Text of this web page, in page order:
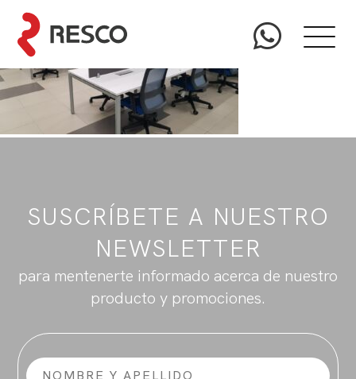
SUSCRÍBETE A NUESTRO
NEWSLETTER
para mentenerte informado acerca de nuestro
producto y promociones.